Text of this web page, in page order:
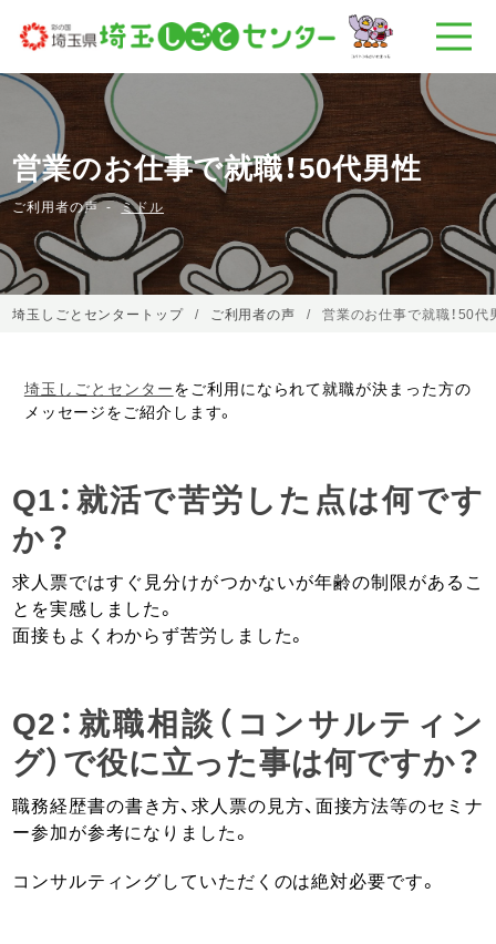
営業のお仕事で就職！50代男性
ご利用者の声 ミドル
埼玉しごとセンタートップ ご利用者の声 営業のお仕事で就職！50代
埼玉しごとセンターをご利用になられて就職が決まった方の
メッセージをご紹介します。
Q1：就活で苦労した点は何です
か？
求人票ではすぐ見分けがつかないが年齢の制限があるこ
とを実感しました。
面接もよくわからず苦労しました。
Q2：就職相談（コンサルティン
グ）で役に立った事は何ですか？
職務経歴書の書き方、求人票の見方、面接方法等のセミナ
ー参加が参考になりました。
コンサルティングしていただくのは絶対必要です。